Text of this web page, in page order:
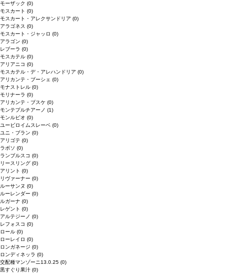
モーザック (0)
モスカート (0)
モスカート・アレクサンドリア (0)
アラゴネス (0)
モスカート・ジャッロ (0)
アラゴン (0)
レブーラ (0)
モスカテル (0)
アリアニコ (0)
モスカテル・デ・アレハンドリア (0)
アリカンテ・ブーシェ (0)
モナストレル (0)
モリナーラ (0)
アリカンテ・ブスケ (0)
モンテプルチアーノ (1)
モンルビオ (0)
ユービロイムスレーベ (0)
ユニ・ブラン (0)
アリゴテ (0)
ラボソ (0)
ランブルスコ (0)
リースリング (0)
アリント (0)
リヴァーナー (0)
ルーサンヌ (0)
ルーレンダー (0)
ルガーナ (0)
レゲント (0)
アルテジーノ (0)
レフォスコ (0)
ロール (0)
ローレイロ (0)
ロンガネージ (0)
ロンディネッラ (0)
交配種マンゾーニ13.0.25 (0)
黒すぐり果汁 (0)